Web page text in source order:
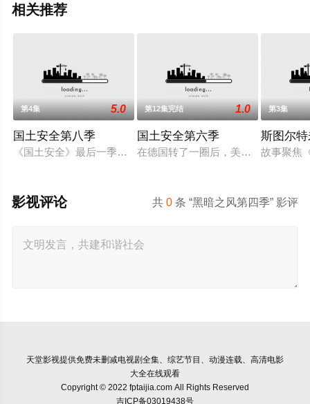
相关推荐
第4集 5.0
国土安全第八季
《国土安全》最后一季开播延迟。第8季本来已宣布今年6月开播
第12集完结 1.0
国土安全第六季
在德国转了一圈后，美剧《国土安全
第3集
斯图尔
故事聚焦
共0 条 “黑暗之风第四季” 影评
影视评论
天堂影视提供免费未删减电视剧全集、综艺节目、动漫连载、高清电影
大全在线观看
Copyright © 2022 fptaijia.com All Rights Reserved
吉ICP备03019438号